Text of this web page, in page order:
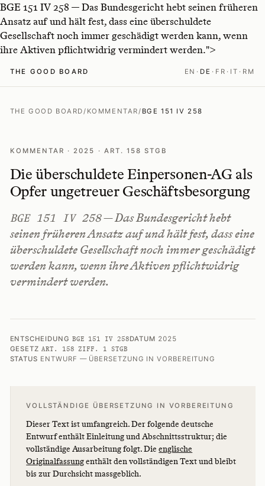
BGE 151 IV 258 — Das Bundesgericht hebt seinen früheren
Ansatz auf und hält fest, dass eine überschuldete
Gesellschaft noch immer geschädigt werden kann, wenn
ihre Aktiven pflichtwidrig vermindert werden.">
THE GOOD BOARD EN · DE · FR · IT · RM
THE GOOD BOARD/ KOMMENTAR/ BGE 151 IV 258
KOMMENTAR · 2025 · ART. 158 STGB
Die überschuldete Einpersonen-AG als
Opfer ungetreuer Geschäftsbesorgung
BGE 151 IV 258— Das Bundesgericht hebt
seinen früheren Ansatz auf und hält fest, dass eine
überschuldete Gesellschaft noch immer geschädigt
werden kann, wenn ihre Aktiven pflichtwidrig
vermindert werden.
ENTSCHEIDUNG BGE 151 IV 258DATUM 2025
GESETZ ART. 158 ZIFF. 1 STGB
STATUS ENTWURF — ÜBERSETZUNG IN VORBEREITUNG
VOLLSTÄNDIGE ÜBERSETZUNG IN VORBEREITUNG
Dieser Text ist umfangreich. Der folgende deutsche
Entwurf enthält Einleitung und Abschnittsstruktur; die
vollständige Ausarbeitung folgt. Dieenglische
Originalfassungenthält den vollständigen Text und bleibt
bis zur Durchsicht massgeblich.